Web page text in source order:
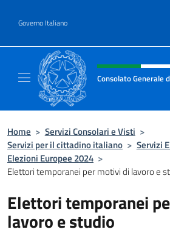
Governo Italiano
Intestazione sito,
Consolato Generale
Home > Servizi Consolari e Visti >
Servizi per il cittadino italiano > Servizi
Elezioni Europee 2024 >
Elettori temporanei per motivi di lavoro e
Elettori temporanei
lavoro e studio